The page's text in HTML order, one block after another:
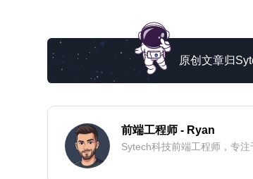
原创文章归
前端工程师 - Ryan
Sytech科技前端工程师，专